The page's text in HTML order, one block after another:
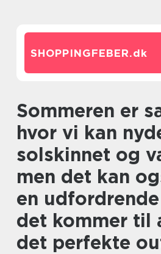
SHOPPINGFEBER.dk
Sommeren er sæsonen,
hvor vi kan
solskinnet og
men det kan
en
det kommer til
det perfekte